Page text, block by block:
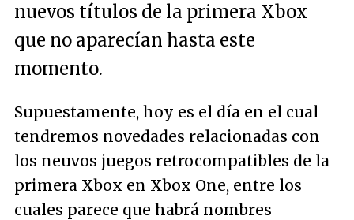
nuevos títulos de la primera Xbox
que no aparecían hasta este
momento.
Supuestamente, hoy es el día en el cual
tendremos novedades relacionadas con
los neuvos juegos retrocompatibles de la
primera Xbox en Xbox One, entre los
cuales parece que habrá nombres